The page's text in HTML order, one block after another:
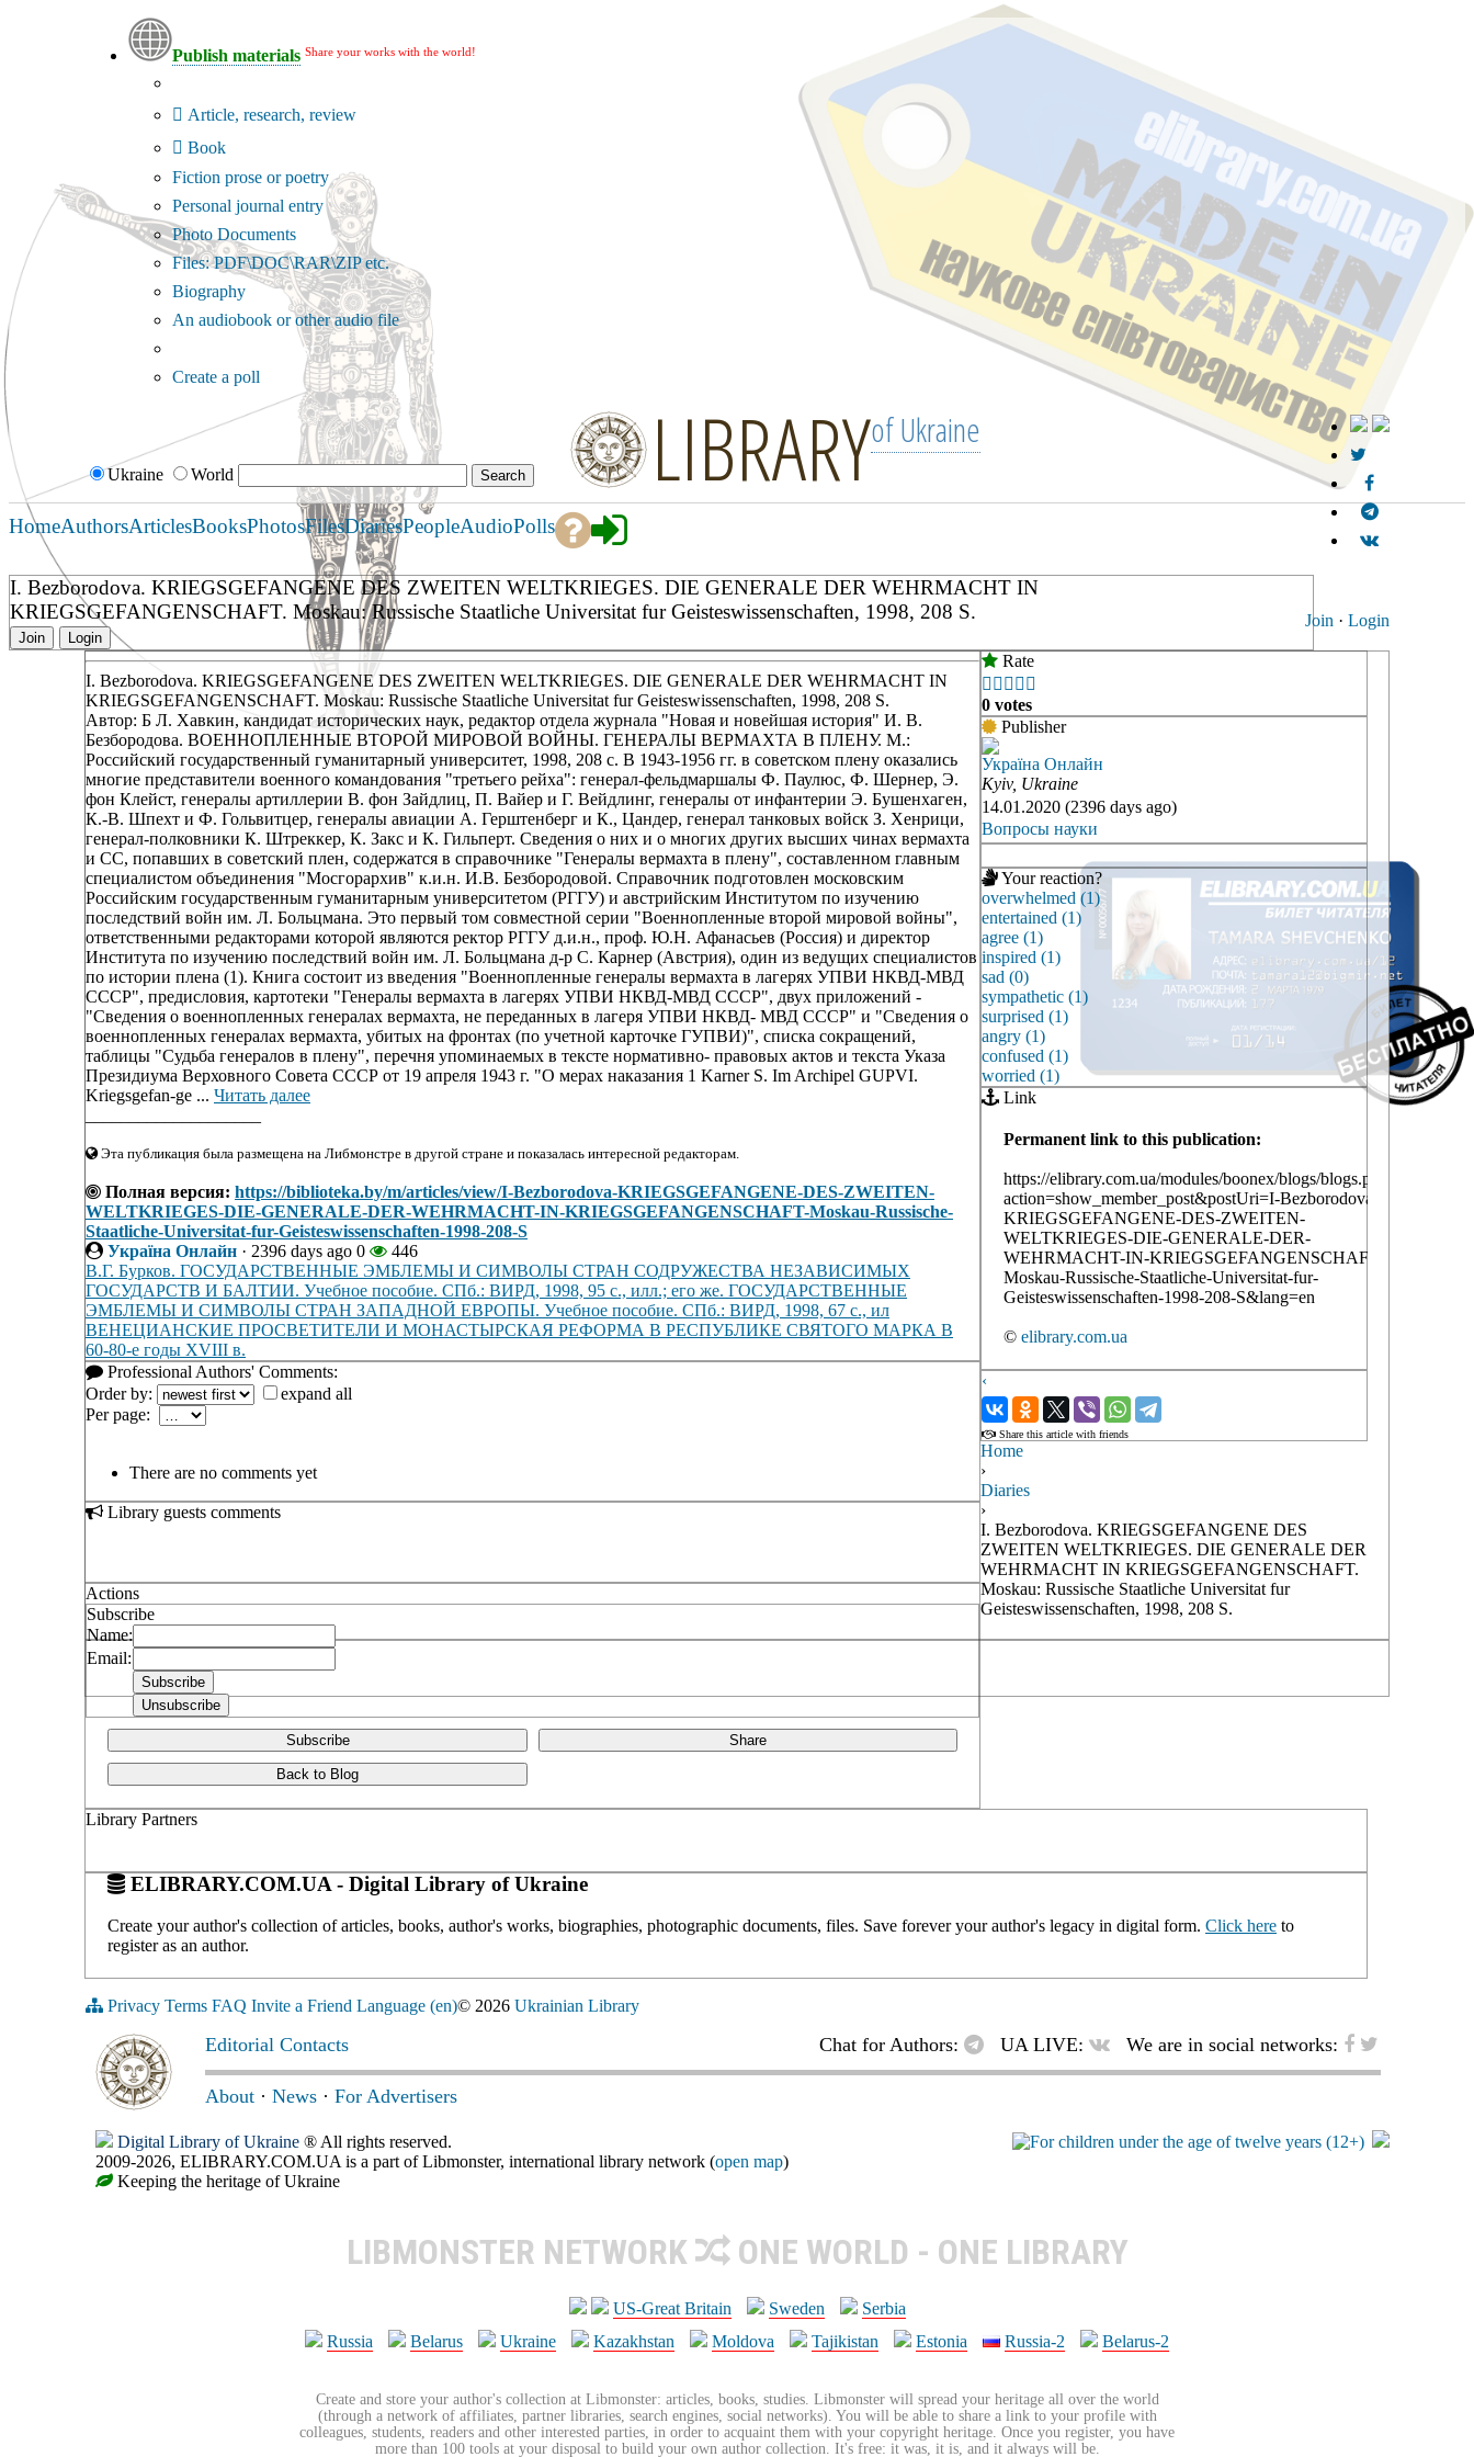
Publish materials Share your works with the world!
Article, research, review
Book
Fiction prose or poetry
Personal journal entry
Photo Documents
Files: PDF\DOC\RAR\ZIP etc.
Biography
An audiobook or other audio file
Additional options:
Create a poll
Ukraine World LIBRARYof Ukraine
Join · Login
HomeAuthorsArticlesBooksPhotosFilesDiariesPeopleAudioPolls
I. Bezborodova. KRIEGSGEFANGENE DES ZWEITEN WELTKRIEGES. DIE GENERALE DER WEHRMACHT IN
KRIEGSGEFANGENSCHAFT. Moskau: Russische Staatliche Universitat fur Geisteswissenschaften, 1998, 208 S.
Join Login
I. Bezborodova. KRIEGSGEFANGENE DES ZWEITEN WELTKRIEGES. DIE GENERALE DER WEHRMACHT IN
KRIEGSGEFANGENSCHAFT. Moskau: Russische Staatliche Universitat fur Geisteswissenschaften, 1998, 208 S.
Автор: Б Л. Хавкин, кандидат исторических наук, редактор отдела журнала "Новая и новейшая история" И. В.
Безбородова. ВОЕННОПЛЕННЫЕ ВТОРОЙ МИРОВОЙ ВОЙНЫ. ГЕНЕРАЛЫ ВЕРМАХТА В ПЛЕНУ. М.:
Российский государственный гуманитарный университет, 1998, 208 с. В 1943-1956 гг. в советском плену оказались
многие представители военного командования "третьего рейха": генерал-фельдмаршалы Ф. Паулюс, Ф. Шернер, Э.
фон Клейст, генералы артиллерии В. фон Зайдлиц, П. Вайер и Г. Вейдлинг, генералы от инфантерии Э. Бушенхаген,
К.-В. Шпехт и Ф. Гольвитцер, генералы авиации А. Герштенберг и К., Цандер, генерал танковых войск З. Хенрици,
генерал-полковники К. Штреккер, К. Закс и К. Гильперт. Сведения о них и о многих других высших чинах вермахта
и СС, попавших в советский плен, содержатся в справочнике "Генералы вермахта в плену", составленном главным
специалистом объединения "Мосгорархив" к.и.н. И.В. Безбородовой. Справочник подготовлен московским
Российским государственным гуманитарным университетом (РГГУ) и австрийским Институтом по изучению
последствий войн им. Л. Больцмана. Это первый том совместной серии "Военнопленные второй мировой войны",
ответственными редакторами которой являются ректор РГГУ д.и.н., проф. Ю.Н. Афанасьев (Россия) и директор
Института по изучению последствий войн им. Л. Больцмана д-р С. Карнер (Австрия), один из ведущих специалистов
по истории плена (1). Книга состоит из введения "Военнопленные генералы вермахта в лагерях УПВИ НКВД-МВД
СССР", предисловия, картотеки "Генералы вермахта в лагерях УПВИ НКВД-МВД СССР", двух приложений -
"Сведения о военнопленных генералах вермахта, не переданных в лагеря УПВИ НКВД- МВД СССР" и "Сведения о
военнопленных генералах вермахта, убитых на фронтах (по учетной карточке ГУПВИ)", списка сокращений,
таблицы "Судьба генералов в плену", перечня упоминаемых в тексте нормативно- правовых актов и текста Указа
Президиума Верховного Совета СССР от 19 апреля 1943 г. "О мерах наказания 1 Karner S. Im Archipel GUPVI.
Kriegsgefan-ge ... Читать далее
Эта публикация была размещена на Либмонстре в другой стране и показалась интересной редакторам.
Полная версия: https://biblioteka.by/m/articles/view/I-Bezborodova-KRIEGSGEFANGENE-DES-ZWEITEN-
WELTKRIEGES-DIE-GENERALE-DER-WEHRMACHT-IN-KRIEGSGEFANGENSCHAFT-Moskau-Russische-
Staatliche-Universitat-fur-Geisteswissenschaften-1998-208-S
Україна Онлайн · 2396 days ago 0
446
В.Г. Бурков. ГОСУДАРСТВЕННЫЕ ЭМБЛЕМЫ И СИМВОЛЫ СТРАН СОДРУЖЕСТВА НЕЗАВИСИМЫХ
ГОСУДАРСТВ И БАЛТИИ. Учебное пособие. СПб.: ВИРД, 1998, 95 с., илл.; его же. ГОСУДАРСТВЕННЫЕ
ЭМБЛЕМЫ И СИМВОЛЫ СТРАН ЗАПАДНОЙ ЕВРОПЫ. Учебное пособие. СПб.: ВИРД, 1998, 67 с., ил
ВЕНЕЦИАНСКИЕ ПРОСВЕТИТЕЛИ И МОНАСТЫРСКАЯ РЕФОРМА В РЕСПУБЛИКЕ СВЯТОГО МАРКА В
60-80-е годы XVIII в.
Professional Authors' Comments:
Order by:
expand all
Per page:
There are no comments yet
Library guests comments
Actions
Subscribe
Name:
Email:
Subscribe Share
Back to Blog
Rate
    
0 votes
Publisher
Україна Онлайн
Kyiv, Ukraine
14.01.2020 (2396 days ago)
Вопросы науки
Your reaction?
overwhelmed (1)
entertained (1)
agree (1)
inspired (1)
sad (0)
sympathetic (1)
surprised (1)
angry (1)
confused (1)
worried (1)
Link
Permanent link to this publication:
https://elibrary.com.ua/modules/boonex/blogs/blogs.php?
action=show_member_post&postUri=I-Bezborodova-
KRIEGSGEFANGENE-DES-ZWEITEN-
WELTKRIEGES-DIE-GENERALE-DER-
WEHRMACHT-IN-KRIEGSGEFANGENSCHAFT-
Moskau-Russische-Staatliche-Universitat-fur-
Geisteswissenschaften-1998-208-S&lang=en
© elibrary.com.ua
‹
›
Share this article with friends
Library Partners
ELIBRARY.COM.UA - Digital Library of Ukraine
Create your author's collection of articles, books, author's works, biographies, photographic documents, files. Save forever your author's legacy in digital form. Click here to
register as an author.
Home
›
Diaries
›
I. Bezborodova. KRIEGSGEFANGENE DES
ZWEITEN WELTKRIEGES. DIE GENERALE DER
WEHRMACHT IN KRIEGSGEFANGENSCHAFT.
Moskau: Russische Staatliche Universitat fur
Geisteswissenschaften, 1998, 208 S.
Privacy Terms FAQ Invite a Friend Language (en)© 2026 Ukrainian Library
Editorial Contacts Chat for Authors: UA LIVE: We are in social networks:
About · News · For Advertisers
Digital Library of Ukraine ® All rights reserved.
2009-2026, ELIBRARY.COM.UA is a part of Libmonster, international library network (open map)
Keeping the heritage of Ukraine
LIBMONSTER NETWORK ONE WORLD - ONE LIBRARY
US-Great Britain Sweden
Serbia
Russia
Belarus Ukraine Kazakhstan Moldova Tajikistan Estonia Russia-2 Belarus-2
Create and store your author's collection at Libmonster: articles, books, studies. Libmonster will spread your heritage all over the world
(through a network of affiliates, partner libraries, search engines, social networks). You will be able to share a link to your profile with
colleagues, students, readers and other interested parties, in order to acquaint them with your copyright heritage. Once you register, you have
more than 100 tools at your disposal to build your own author collection. It's free: it was, it is, and it always will be.